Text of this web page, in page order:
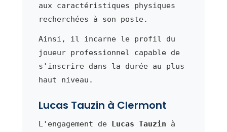
aux caractéristiques physiques
recherchées à son poste.
Ainsi, il incarne le profil du
joueur professionnel capable de
s'inscrire dans la durée au plus
haut niveau.
Lucas Tauzin à Clermont
L'engagement de Lucas Tauzin à